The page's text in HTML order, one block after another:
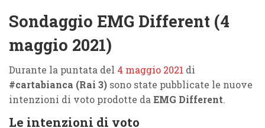
Sondaggio EMG Different (4
maggio 2021)
Durante la puntata del 4 maggio 2021 di
#cartabianca (Rai 3) sono state pubblicate le nuove
intenzioni di voto prodotte da EMG Different.
Le intenzioni di voto